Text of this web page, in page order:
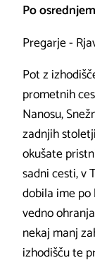
Po
Pregarje -
Pot z
prometnih
Nanosu,
zadnjih
okušate
sadni cesti, v
dobila ime po
vedno
nekaj manj
izhodišču te